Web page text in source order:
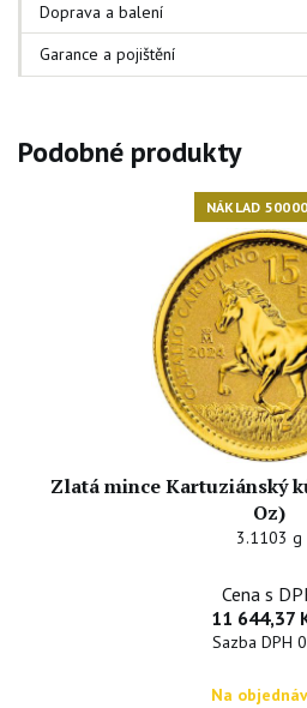
Doprava a balení
Garance a pojištění
Podobné produkty
NÁKLAD
Zlatá mince Kartuziánský
Oz)
3.1103 g
Cena s
11 644,37
Sazba DPH
Na